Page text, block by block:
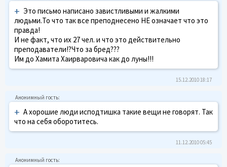
+ Это письмо написано завистливыми и жалкими
людьми.То что так все преподнесено НЕ означает что это
правда!
И не факт, что их 27 чел. и что это действительно
преподаватели!?Что за бред???
Им до Хамита Хаирваровича как до луны!!!
15.12.2010 18:17
+ А хорошие люди исподтишка такие вещи не говорят. Так
что на себя оборотитесь.
11.12.2010 05:45